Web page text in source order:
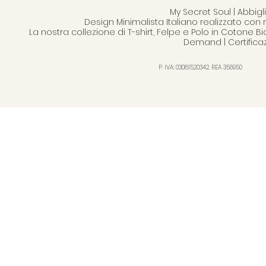
My Secret Soul |
Design Minimalista Italiano realizzato
La nostra collezione di T-shirt, Felpe e Polo in Cotone
Demand |
P. IVA: 03081520342. REA 356950